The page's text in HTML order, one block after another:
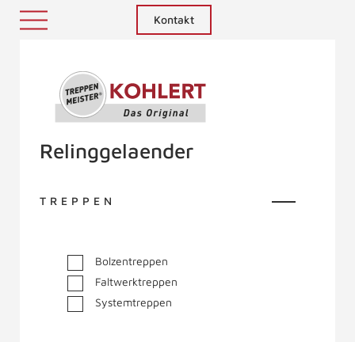
Kontakt
Relinggelaender
TREPPEN
Bolzentreppen
Faltwerktreppen
Systemtreppen